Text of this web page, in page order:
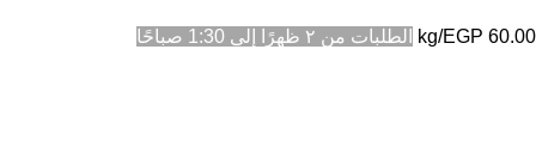
EGP 60.00
/kg الطلبات من ٢ ظهرًا إلى 1:30 صباحًا